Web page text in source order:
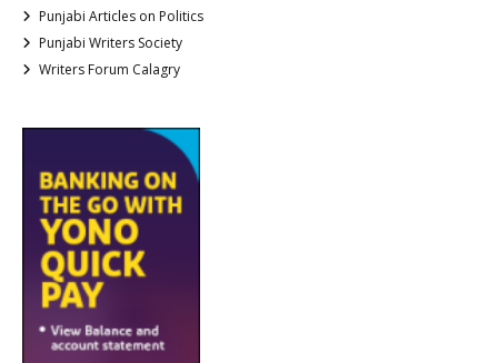
Punjabi Articles on Politics
Punjabi Writers Society
Writers Forum Calagry